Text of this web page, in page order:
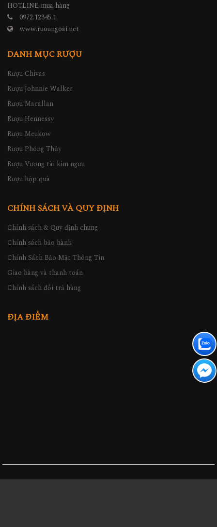
HOTLINE mua hàng
0972.12345.1
www.ruoungoai.net
DANH MỤC RƯỢU
Rượu Chivas
Rượu Johnnie Walker
Rượu Macallan
Rượu Hennessy
Rượu Meukow
Rượu Phong Thủy
Rượu Vương tài kim ngưu
Rượu hộp quà
CHÍNH SÁCH VÀ QUY ĐỊNH
Chính sách & Quy định chung
Chính sách bảo hành
Chính Sách Bảo Mật Thông Tin
Giao hàng và thanh toán
Chính sách đổi trả hàng
ĐỊA ĐIỂM